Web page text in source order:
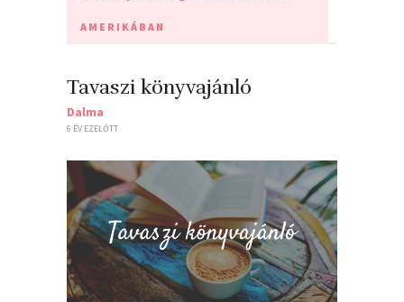
AMERIKÁBAN
Tavaszi könyvajánló
Dalma
6 ÉV EZELŐTT